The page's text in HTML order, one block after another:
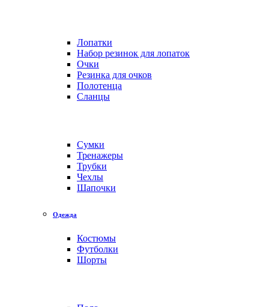
Лопатки
Набор резинок для лопаток
Очки
Резинка для очков
Полотенца
Сланцы
Сумки
Тренажеры
Трубки
Чехлы
Шапочки
Одежда
Костюмы
Футболки
Шорты